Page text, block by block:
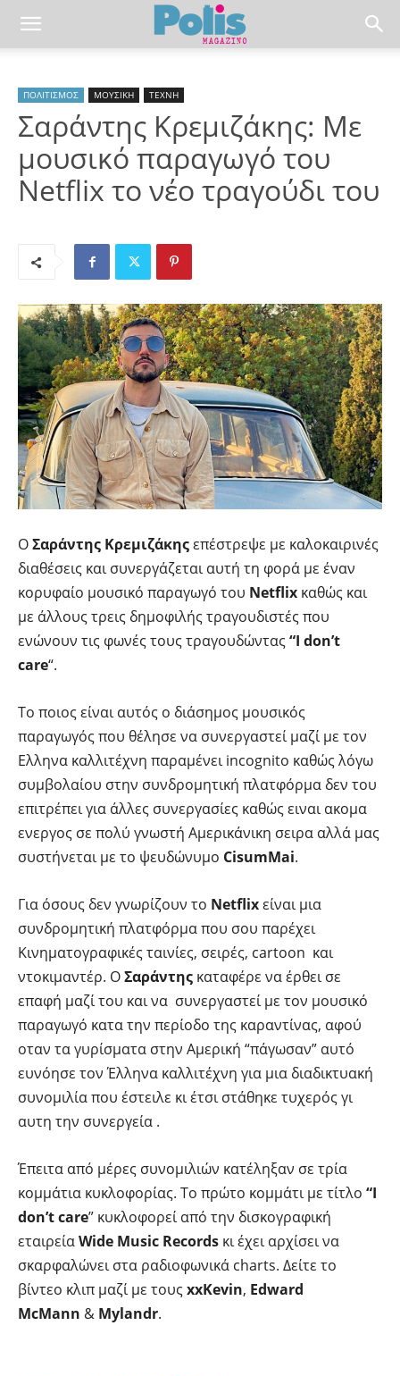
ΠΟΛΙΤΙΣΜΟΣ ΜΟΥΣΙΚΗ ΤΕΧΝΗ
Σαράντης Κρεμιζάκης: Με
μουσικό παραγωγό του
Netflix το νέο τραγούδι του
ΟΣαράντης Κρεμιζάκηςεπέστρεψε με καλοκαιρινές
διαθέσεις και συνεργάζεται αυτή τη φορά με έναν
κορυφαίο μουσικό παραγωγό του Netflix καθώς και
με άλλους τρεις δημοφιλής τραγουδιστές που
ενώνουν τις φωνές τους τραγουδώντας “I don’t
care“.
Το ποιος είναι αυτός ο διάσημος μουσικός
παραγωγός που θέλησε να συνεργαστεί μαζί με τον
Ελληνα καλλιτέχνη παραμένει incognito καθώς λόγω
συμβολαίου στην συνδρομητική πλατφόρμα δεν του
επιτρέπει για άλλες συνεργασίες καθώς ειναι ακομα
ενεργος σε πολύ γνωστή Αμερικάνικη σειρα αλλά μας
συστήνεται με το ψευδώνυμο CisumMai.
Για όσους δεν γνωρίζουν το Netflixείναι μια
συνδρομητική πλατφόρμα που σου παρέχει
Κινηματογραφικές ταινίες, σειρές, cartoon και
ντοκιμαντέρ. ΟΣαράντης καταφέρε να έρθει σε
επαφή μαζί του και να συνεργαστεί με τον μουσικό
παραγωγό κατα την περίοδο της καραντίνας, αφού
οταν τα γυρίσματα στην Αμερική “πάγωσαν” αυτό
ευνόησε τον Έλληνα καλλιτέχνη για μια διαδικτυακή
συνομιλία που έστειλε κι έτσι στάθηκε τυχερός γι
αυτη την συνεργεία .
Έπειτα από μέρες συνομιλιών κατέληξαν σε τρία
κομμάτια κυκλοφορίας. Το πρώτο κομμάτι με τίτλο “I
don’t care” κυκλοφορεί από την δισκογραφική
εταιρείαWide Music Records κι έχει αρχίσει να
σκαρφαλώνει στα ραδιοφωνικά charts. Δείτε το
βίντεο κλιπ μαζί με τους xxKevin, Edward
McMann & Mylandr.